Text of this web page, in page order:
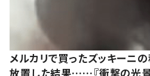
メルカリで買ったズッキーニ
放置した結果……『衝撃の光景